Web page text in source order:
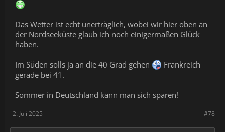
Das Wetter ist echt unerträglich, wobei wir hier oben an
der Nordseeküste glaub ich noch einigermaßen Glück
haben.
Im Süden solls ja an die 40 Grad gehen
Frankreich
gerade bei 41.
Sommer in Deutschland kann man sich sparen!
#78
2. Juli 2025